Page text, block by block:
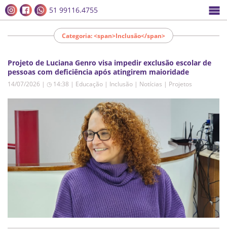
51 99116.4755
Categoria: <span>Inclusão</span>
Projeto de Luciana Genro visa impedir exclusão escolar de
pessoas com deficiência após atingirem maioridade
14/07/2026 | ◷ 14:38 | Educação | Inclusão | Notícias | Projetos